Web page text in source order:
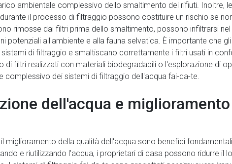
ambientale complessivo dello smaltimento dei rifiuti. Inoltre,
il processo di filtraggio possono costituire un rischio se
rimosse dai filtri prima dello smaltimento, possono infiltrarsi
potenziali all'ambiente e alla fauna selvatica. È importante che
di filtraggio e smaltiscano correttamente i filtri usati in
di filtri realizzati con materiali biodegradabili o l'esplorazione di
complessivo dei sistemi di filtraggio dell'acqua fai-da-te.
dell'acqua e
miglioramento della qualità dell'acqua sono benefici
e riutilizzando l'acqua, i proprietari di casa possono ridurre